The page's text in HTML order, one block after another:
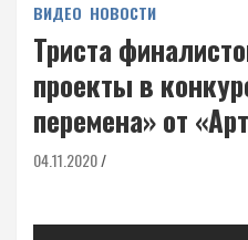
ВИДЕО НОВОСТИ
Триста
проекты в
перемена» от
04.11.2020